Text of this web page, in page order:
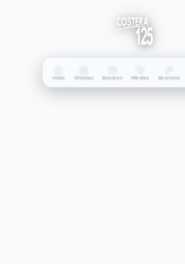
Inicio Oficinas Eventos Médica Servicios